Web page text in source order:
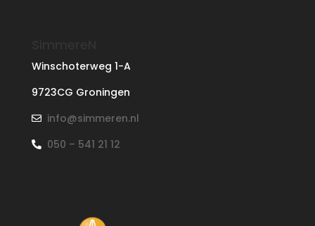
Winschoterweg 1-A
9723CG Groningen
info@simmeren.nl
050 – 541 21 12